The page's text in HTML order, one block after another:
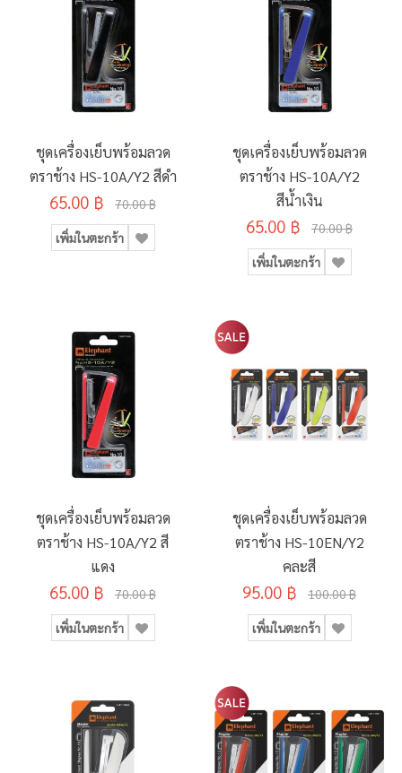
ชุดเครื่องเย็บพร้อมลวด
ตราช้าง HS-10A/Y2 สีดำ
65.00 ฿ 70.00 ฿
เพิ่มในตะกร้า
ชุดเครื่องเย็บพร้อมลวด
ตราช้าง HS-10A/Y2
สีน้ำเงิน
65.00 ฿ 70.00 ฿
เพิ่มในตะกร้า
ชุดเครื่องเย็บพร้อมลวด
ตราช้าง HS-10A/Y2 สี
แดง
65.00 ฿ 70.00 ฿
เพิ่มในตะกร้า
ชุดเครื่องเย็บพร้อมลวด
ตราช้าง HS-10EN/Y2
คละสี
95.00 ฿ 100.00 ฿
เพิ่มในตะกร้า